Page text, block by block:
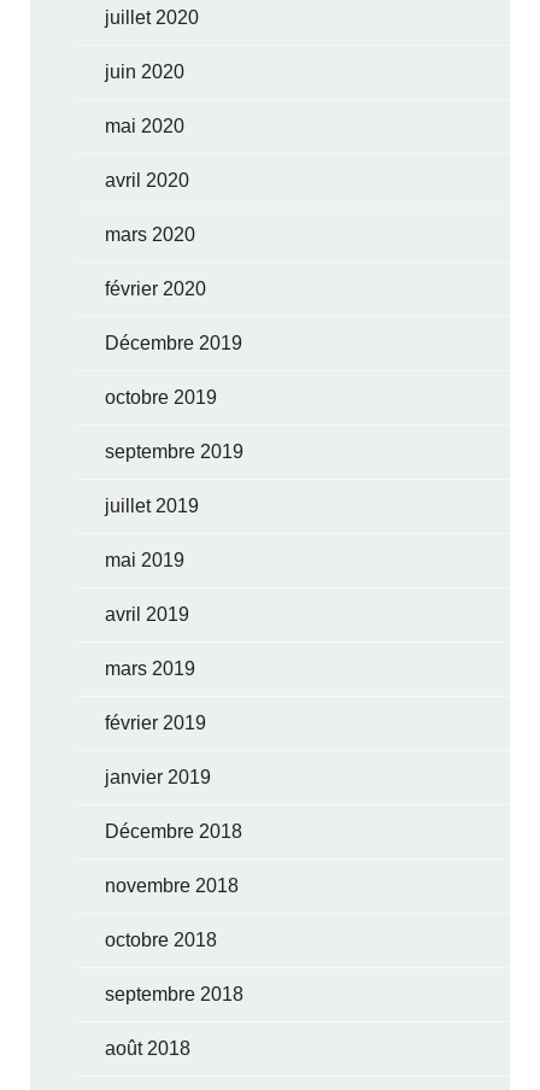
juillet 2020
juin 2020
mai 2020
avril 2020
mars 2020
février 2020
Décembre 2019
octobre 2019
septembre 2019
juillet 2019
mai 2019
avril 2019
mars 2019
février 2019
janvier 2019
Décembre 2018
novembre 2018
octobre 2018
septembre 2018
août 2018